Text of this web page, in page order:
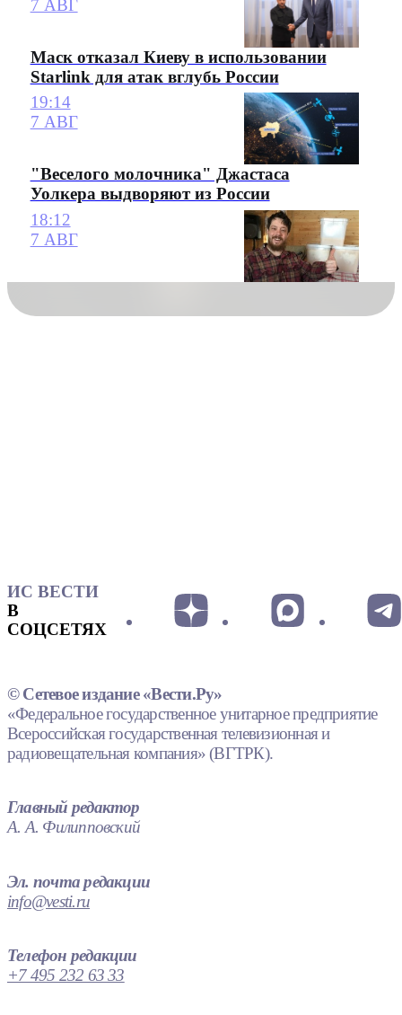
7 АВГ
Маск отказал Киеву в использовании
Starlink для атак вглубь России
19:14
7 АВГ
"Веселого молочника" Джастаса
Уолкера выдворяют из России
18:12
7 АВГ
ИС ВЕСТИ
В
СОЦСЕТЯХ
© Сетевое издание «Вести.Ру»
«Федеральное государственное унитарное предприятие
Всероссийская государственная телевизионная и
радиовещательная компания» (ВГТРК).
Главный редактор
А. А. Филипповский
Эл. почта редакции
info@vesti.ru
Телефон редакции
+7 495 232 63 33